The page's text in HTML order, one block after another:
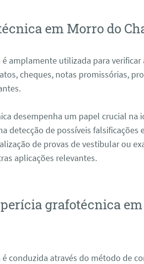
em Morro do
é amplamente utilizada para
cheques, notas promissórias,
desempenha um papel crucial na
detecção de possíveis falsificações
de provas de vestibular ou
aplicações relevantes.
perícia grafotécnica
conduzida através do método de